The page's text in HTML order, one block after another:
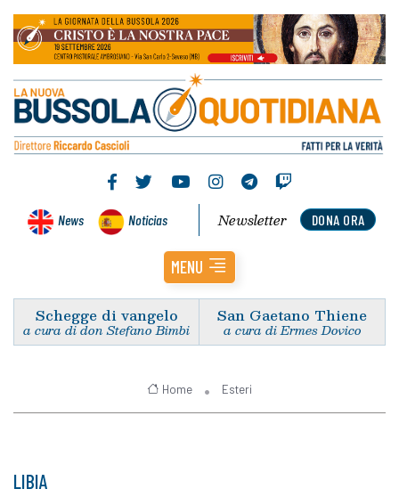
News Noticias DONA ORA
Newsletter
MENU
Schegge di vangelo
a cura di don Stefano Bimbi
San Gaetano Thiene
a cura di Ermes Dovico
Home Esteri
LIBIA